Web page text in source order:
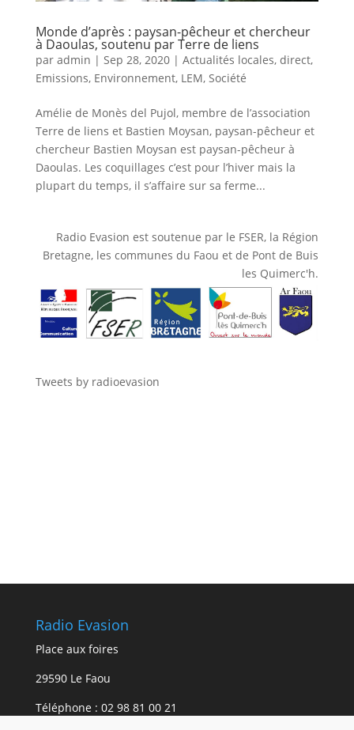
Monde d’après : paysan-pêcheur et chercheur
à Daoulas, soutenu par Terre de liens
par admin | Sep 28, 2020| Actualités locales, direct,
Emissions, Environnement, LEM, Société
Amélie de Monès del Pujol, membre de l’association
Terre de liens et Bastien Moysan, paysan-pêcheur et
chercheur Bastien Moysan est paysan-pêcheur à
Daoulas. Les coquillages c’est pour l’hiver mais la
plupart du temps, il s’affaire sur sa ferme...
Radio Evasion est soutenue par le FSER, la Région
Bretagne, les communes du Faou et de Pont de Buis
les Quimerc'h.
Tweets by radioevasion
Radio Evasion
Place aux foires
29590 Le Faou
Téléphone : 02 98 81 00 21